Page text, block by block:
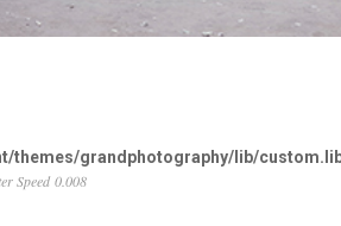
themes/grandphotography/lib/
Speed 0.008